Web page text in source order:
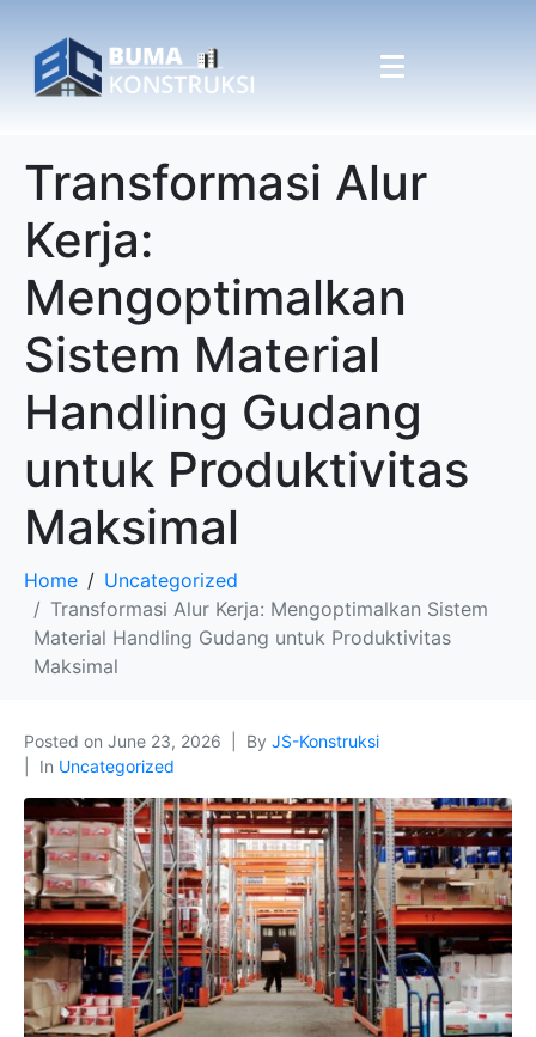
Transformasi Alur
Kerja:
Mengoptimalkan
Sistem Material
Handling Gudang
untuk Produktivitas
Maksimal
Home
Uncategorized
Transformasi Alur Kerja: Mengoptimalkan Sistem
Material Handling Gudang untuk Produktivitas
Maksimal
Posted on June 23, 2026 By JS-Konstruksi
In Uncategorized